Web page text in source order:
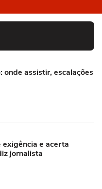
onde assistir, escalações
exigência e acerta
jornalista